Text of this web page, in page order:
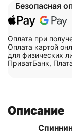
Безопасная
Оплата при
Оплата картой
для физических
ПриватБанк,
Описание